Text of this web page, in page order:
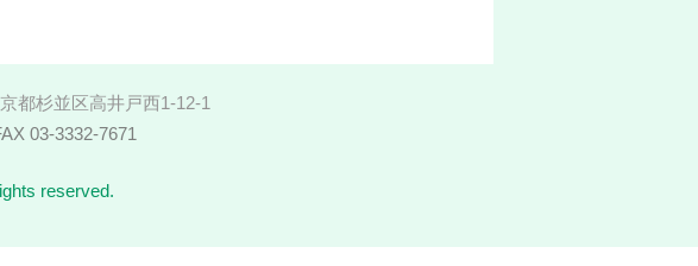
杉並区高井戸西1-12-1
03-3332-7671
reserved.